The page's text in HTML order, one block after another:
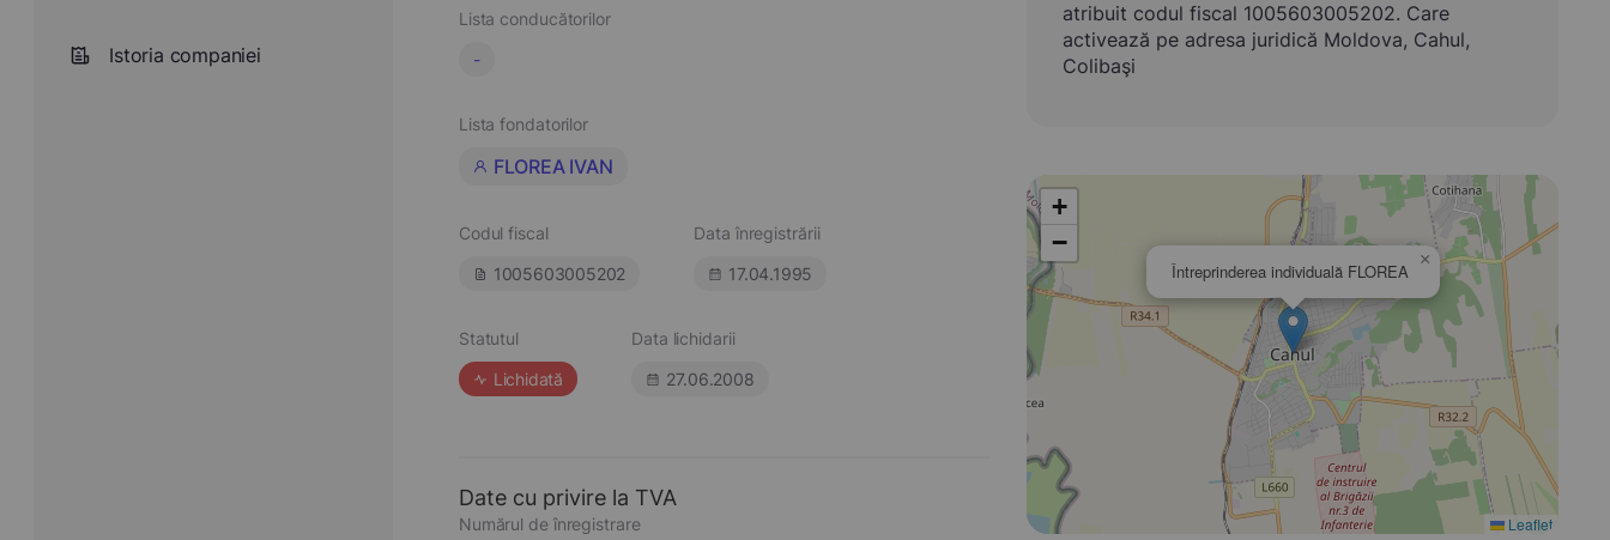
Istoria companiei
Lista conducătorilor
-
Lista fondatorilor
FLOREA IVAN
Codul fiscal
1005603005202
Data înregistrării
17.04.1995
Statutul
Lichidată
Data lichidarii
27.06.2008
Date cu privire la TVA
Numărul de înregistrare
atribuit codul fiscal 1005603005202. Care
activează pe adresa juridică Moldova, Cahul,
Colibaşi
Întreprinderea individuală FLOREA
×
+
−
Leaflet